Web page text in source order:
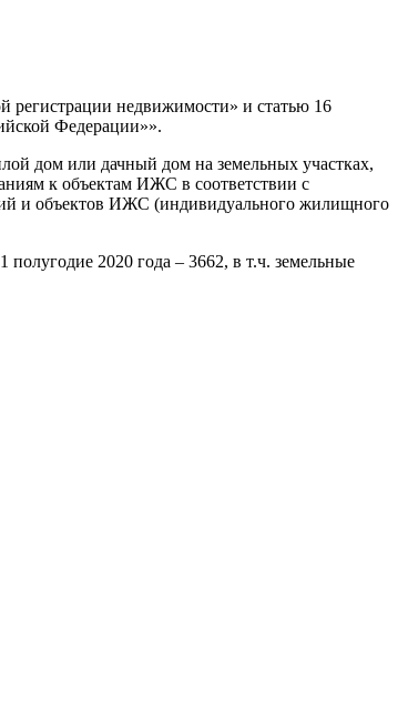
регистрации недвижимости» и статью 16
Федерации»».
дом или дачный дом на земельных участках,
к объектам ИЖС в соответствии с
и объектов ИЖС (индивидуального жилищного
2020 года – 3662, в т.ч. земельные